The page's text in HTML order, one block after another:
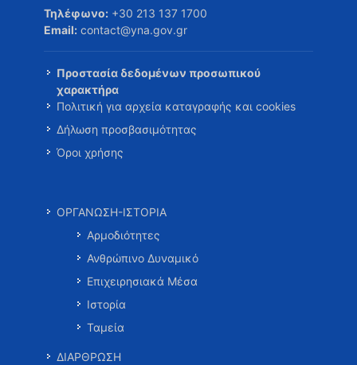
Τηλέφωνο: +30 213 137 1700
Email: contact@yna.gov.gr
Προστασία δεδομένων προσωπικού
χαρακτήρα
Πολιτική για αρχεία καταγραφής και cookies
Δήλωση προσβασιμότητας
Όροι χρήσης
ΟΡΓΑΝΩΣΗ-ΙΣΤΟΡΙΑ
Αρμοδιότητες
Ανθρώπινο Δυναμικό
Επιχειρησιακά Μέσα
Ιστορία
Ταμεία
ΔΙΑΡΘΡΩΣΗ